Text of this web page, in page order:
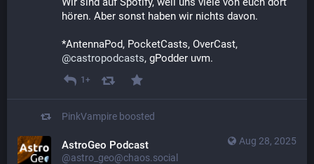
hören. Aber sonst haben wir nichts davon.
@castropodcasts, gPodder uvm.
1+
PinkVampire boosted
Aug 28, 2025
AstroGeo Podcast
@astro_geo@chaos.social